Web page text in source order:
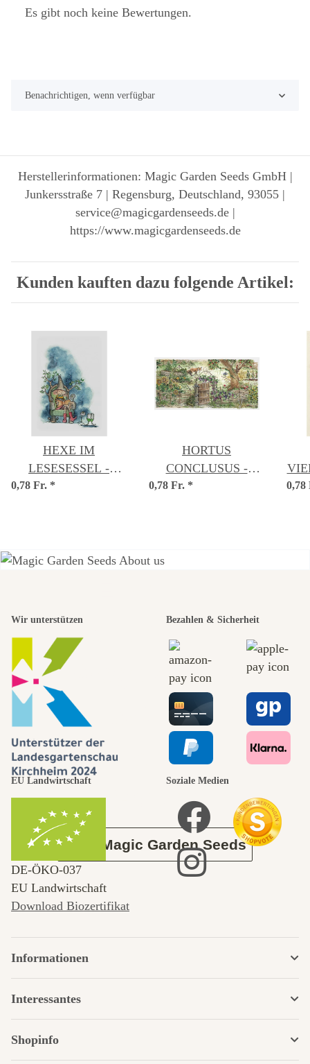
Es gibt noch keine Bewertungen.
Benachrichtigen, wenn verfügbar
Herstellerinformationen: Magic Garden Seeds GmbH |
Junkersstraße 7 | Regensburg, Deutschland, 93055 |
service@magicgardenseeds.de |
https://www.magicgardenseeds.de
Kunden kauften dazu folgende Artikel:
HEXE IM
LESESESSEL -
Postkarte DIN A6
0,78 Fr. *
HORTUS
CONCLUSUS -
Postkarte DIN A lang
0,78 Fr. *
schönsten
Wege zu uns
selbst führt
durch den
Garten
Über Magic Garden Seeds
Wir unterstützen Bezahlen & Sicherheit
EU Landwirtschaft
DE‑ÖKO‑037
EU Landwirtschaft
Download Biozertifikat
Soziale Medien
Informationen
Interessantes
Shopinfo